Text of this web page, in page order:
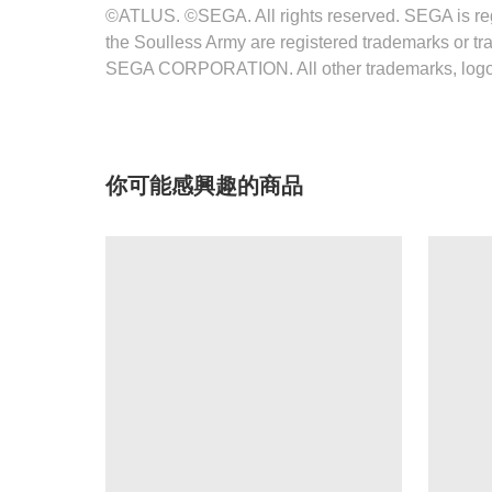
©ATLUS. ©SEGA. All rights reserved. SEGA is
the Soulless Army are registered trademarks or
SEGA CORPORATION. All other trademarks,
你可能感興趣的商品